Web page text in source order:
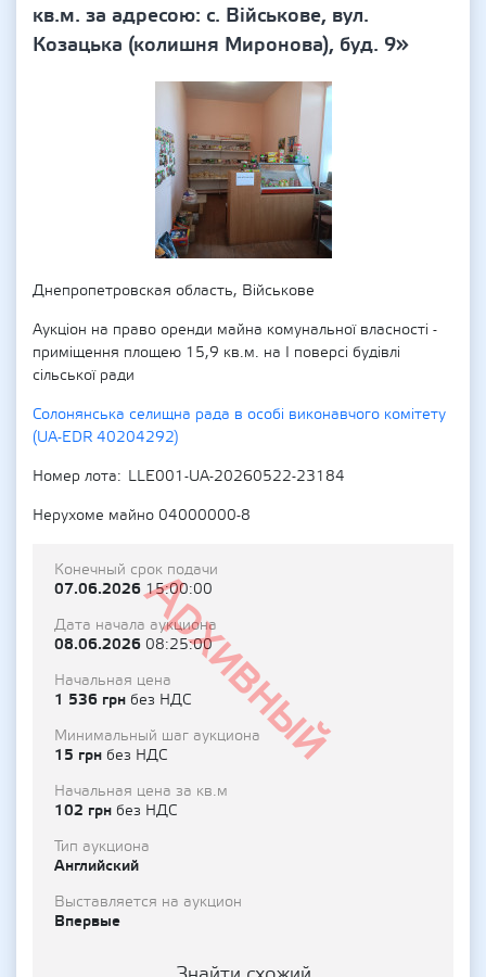
кв.м. за адресою: с. Військове, вул.
Козацька (колишня Миронова), буд. 9»
Днепропетровская область, Військове
Аукціон на право оренди майна комунальної власності -
приміщення площею 15,9 кв.м. на І поверсі будівлі
сільської ради
Солонянська селищна рада в особі виконавчого комітету
(UA-EDR 40204292)
Номер лота
LLE001-UA-20260522-23184
Нерухоме майно 04000000-8
Архивный
Конечный срок подачи
07.06.202615:00:00
Дата начала аукциона
08.06.2026 08:25:00
Начальная цена
1 536 грн без НДС
Минимальный шаг аукциона
15 грн без НДС
Начальная цена за кв.м
102 грн без НДС
Тип аукциона
Английский
Выставляется на аукцион
Впервые